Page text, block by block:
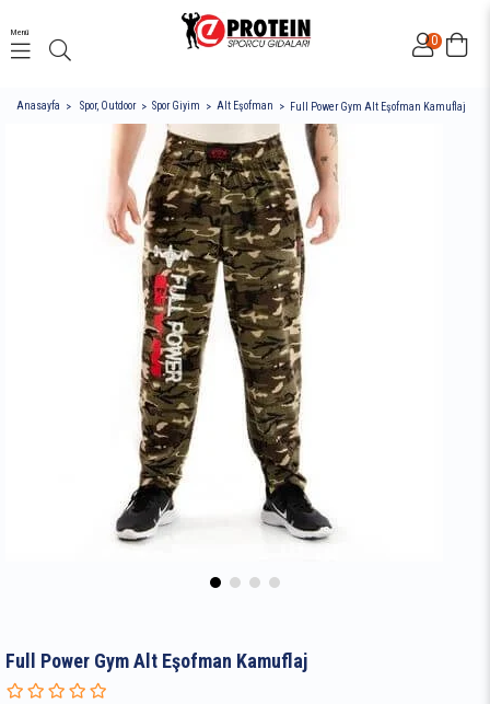
0
Menü
Anasayfa Spor, Outdoor Spor Giyim Alt Eşofman Full Power Gym Alt Eşofman Kamuflaj
Full Power Gym Alt Eşofman Kamuflaj